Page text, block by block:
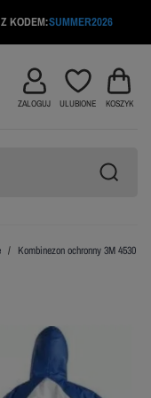
KODEM:SUMMER2026
ZALOGUJ ULUBIONE KOSZYK
Kombinezon ochronny 3M 4530